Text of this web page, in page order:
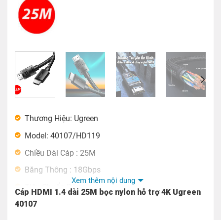
Thương Hiệu: Ugreen
Model: 40107/HD119
Chiều Dài Cáp : 25M
Băng Thông : 18Gbps
Tiêu Chuẩn Dây
Xem thêm nội dung
Cáp HDMI 1.4 dài 25M bọc nylon hỗ trợ 4K Ugreen
40107